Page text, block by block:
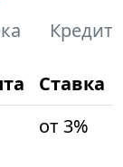
Ставка
от 3%